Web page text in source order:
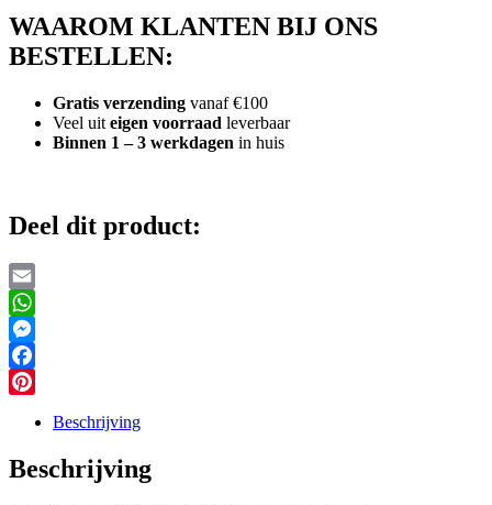
WAAROM KLANTEN BIJ ONS
BESTELLEN:
Gratis verzending vanaf €100
Veel uit eigen voorraad leverbaar
Binnen 1 – 3 werkdagen in huis
Deel dit product:
Email
WhatsApp
Messenger
Facebook
Beschrijving
Beschrijving